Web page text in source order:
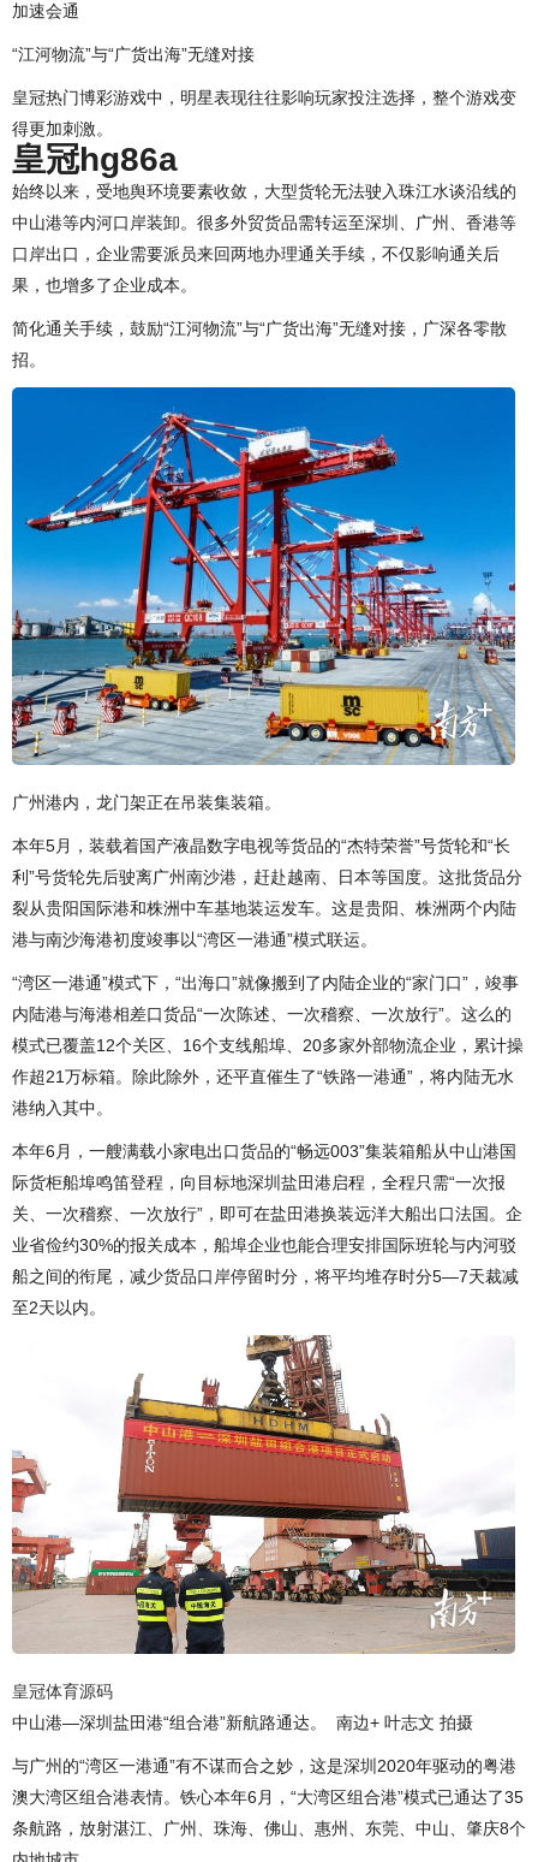
加速会通
“江河物流”与“广货出海”无缝对接
皇冠热门博彩游戏中，明星表现往往影响玩家投注选择，整个游戏变
得更加刺激。
皇冠hg86a
始终以来，受地舆环境要素收敛，大型货轮无法驶入珠江水谈沿线的
中山港等内河口岸装卸。很多外贸货品需转运至深圳、广州、香港等
口岸出口，企业需要派员来回两地办理通关手续，不仅影响通关后
果，也增多了企业成本。
简化通关手续，鼓励“江河物流”与“广货出海”无缝对接，广深各零散
招。
广州港内，龙门架正在吊装集装箱。
本年5月，装载着国产液晶数字电视等货品的“杰特荣誉”号货轮和“长
利”号货轮先后驶离广州南沙港，赶赴越南、日本等国度。这批货品分
裂从贵阳国际港和株洲中车基地装运发车。这是贵阳、株洲两个内陆
港与南沙海港初度竣事以“湾区一港通”模式联运。
“湾区一港通”模式下，“出海口”就像搬到了内陆企业的“家门口”，竣事
内陆港与海港相差口货品“一次陈述、一次稽察、一次放行”。这么的
模式已覆盖12个关区、16个支线船埠、20多家外部物流企业，累计操
作超21万标箱。除此除外，还平直催生了“铁路一港通”，将内陆无水
港纳入其中。
本年6月，一艘满载小家电出口货品的“畅远003”集装箱船从中山港国
际货柜船埠鸣笛登程，向目标地深圳盐田港启程，全程只需“一次报
关、一次稽察、一次放行”，即可在盐田港换装远洋大船出口法国。企
业省俭约30%的报关成本，船埠企业也能合理安排国际班轮与内河驳
船之间的衔尾，减少货品口岸停留时分，将平均堆存时分5—7天裁减
至2天以内。
皇冠体育源码
中山港—深圳盐田港“组合港”新航路通达。 南边+ 叶志文 拍摄
与广州的“湾区一港通”有不谋而合之妙，这是深圳2020年驱动的粤港
澳大湾区组合港表情。铁心本年6月，“大湾区组合港”模式已通达了35
条航路，放射湛江、广州、珠海、佛山、惠州、东莞、中山、肇庆8个